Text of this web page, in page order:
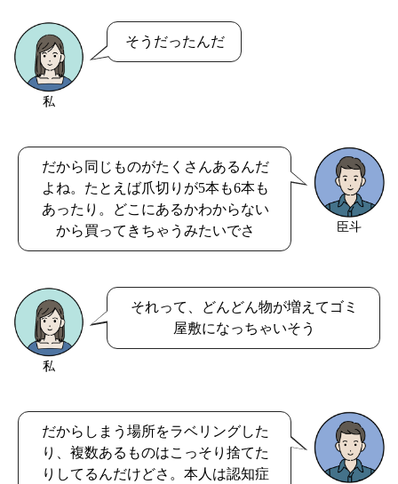
私
そうだったんだ
臣斗
だから同じものがたくさんあるんだ
よね。たとえば爪切りが5本も6本も
あったり。どこにあるかわからない
から買ってきちゃうみたいでさ
私
それって、どんどん物が増えてゴミ
屋敷になっちゃいそう
だからしまう場所をラベリングした
り、複数あるものはこっそり捨てた
りしてるんだけどさ。本人は認知症